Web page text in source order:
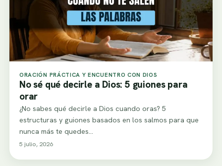
ORACIÓN PRÁCTICA Y ENCUENTRO CON DIOS
No sé qué decirle a Dios: 5 guiones para
orar
¿No sabes qué decirle a Dios cuando oras? 5
estructuras y guiones basados en los salmos para que
nunca más te quedes…
5 julio, 2026